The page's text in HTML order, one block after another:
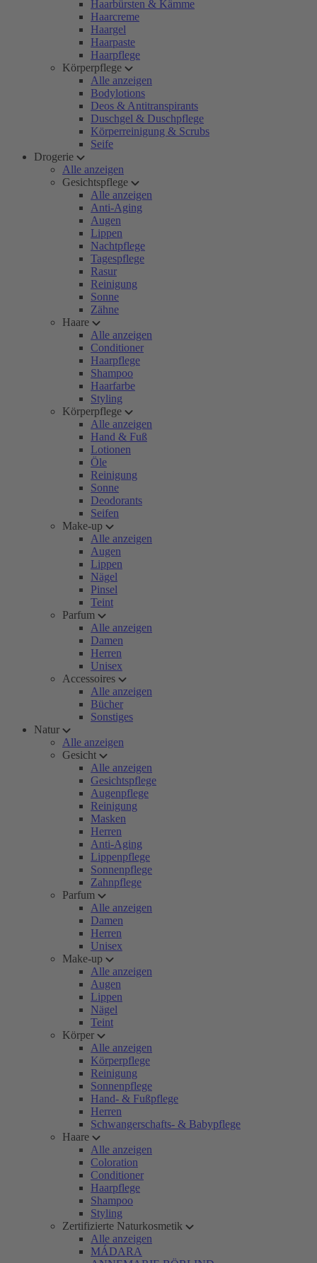
Haarbürsten & Kämme
Haarcreme
Haargel
Haarpaste
Haarpflege
Körperpflege
Alle anzeigen
Bodylotions
Deos & Antitranspirants
Duschgel & Duschpflege
Körperreinigung & Scrubs
Seife
Drogerie
Alle anzeigen
Gesichtspflege
Alle anzeigen
Anti-Aging
Augen
Lippen
Nachtpflege
Tagespflege
Rasur
Reinigung
Sonne
Zähne
Haare
Alle anzeigen
Conditioner
Haarpflege
Shampoo
Haarfarbe
Styling
Körperpflege
Alle anzeigen
Hand & Fuß
Lotionen
Öle
Reinigung
Sonne
Deodorants
Seifen
Make-up
Alle anzeigen
Augen
Lippen
Nägel
Pinsel
Teint
Parfum
Alle anzeigen
Damen
Herren
Unisex
Accessoires
Alle anzeigen
Bücher
Sonstiges
Natur
Alle anzeigen
Gesicht
Alle anzeigen
Gesichtspflege
Augenpflege
Reinigung
Masken
Herren
Anti-Aging
Lippenpflege
Sonnenpflege
Zahnpflege
Parfum
Alle anzeigen
Damen
Herren
Unisex
Make-up
Alle anzeigen
Augen
Lippen
Nägel
Teint
Körper
Alle anzeigen
Körperpflege
Reinigung
Sonnenpflege
Hand- & Fußpflege
Herren
Schwangerschafts- & Babypflege
Haare
Alle anzeigen
Coloration
Conditioner
Haarpflege
Shampoo
Styling
Zertifizierte Naturkosmetik
Alle anzeigen
MÁDARA